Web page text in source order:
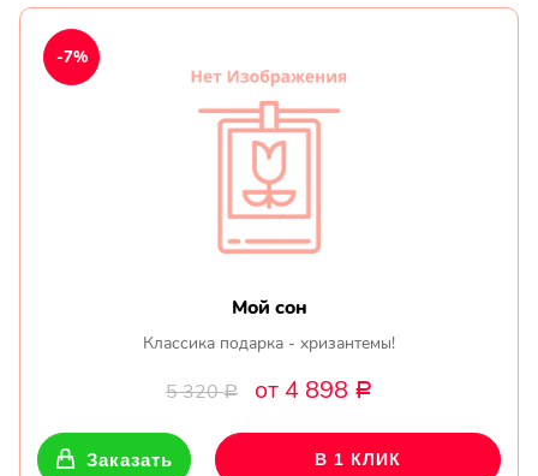
Мой сон
Классика подарка - хризантемы!
5 320Р от 4 898 Р
-7%
Заказать В 1 КЛИК